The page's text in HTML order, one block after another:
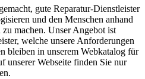
gute Reparatur-Dienstleister
und den Menschen anhand
machen. Unser Angebot ist
welche unsere Anforderungen
bleiben in unserem Webkatalog für
unserer Webseite finden Sie nur